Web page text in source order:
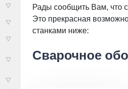
Рады сообщить Вам, что
Это прекрасная
станками ниже:
Сварочное